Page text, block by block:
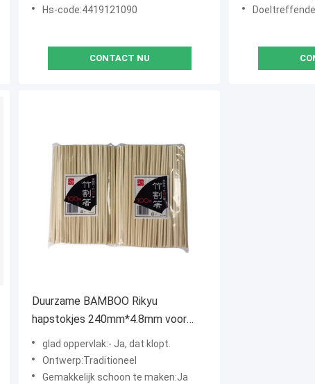
Hs-code:4419121090
CONTACT NU
Duurzame BAMBOO Rikyu
hapstokjes 240mm*4.8mm voor
een authentieke sushi-ervaring
glad oppervlak:- Ja, dat klopt.
Ontwerp:Traditioneel
Gemakkelijk schoon te maken:Ja